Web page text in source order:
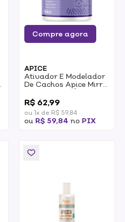
Compre agora
APICE
Ativador E Modelador
De Cachos Apice Mirra
Fix Anti Frizz Óleo De
Mirra Definição 500g
R$ 62,99
ou 1x de R$ 59,84
ou R$ 59,84 no PIX